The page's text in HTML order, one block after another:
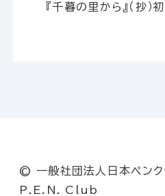
『千暮の里から』（抄）
© 一般社団法人日本ペ
P.E.N. Club